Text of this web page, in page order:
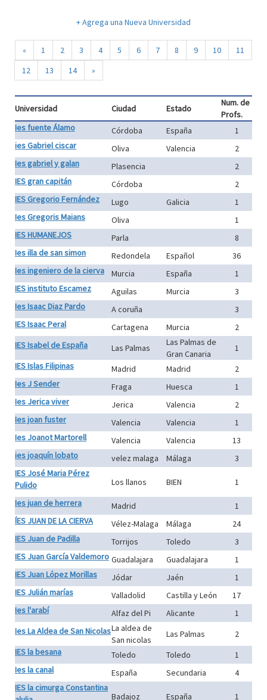
+ Agrega una Nueva Universidad
« 1 2 3 4 5 6 7 8 9 10
11
12
13 14 »
Universidad Ciudad Estado
Num. de
Profs.
Ies fuente Álamo
Córdoba España
1
ies Gabriel ciscar
Oliva Valencia
2
Ies gabriel y galan
Plasencia
2
IES gran capitán
Córdoba
2
IES Gregorio Fernández
Lugo Galicia
1
Ies Gregoris Maians
Oliva
1
IES HUMANEJOS
Parla
8
Ies illa de san simon
Redondela Español
36
Ies ingeniero de la cierva
Murcia España
1
IES instituto Escamez
Aguilas Murcia
3
Ies Isaac Diaz Pardo
A coruña
3
IES Isaac Peral
Cartagena Murcia
2
IES Isabel de España
Las Palmas
Las Palmas de
Gran Canaria
1
IES Islas Filipinas
Madrid Madrid
2
Ies J Sender
Fraga Huesca
1
Ies Jerica viver
Jerica Valencia
2
Ies joan fuster
Valencia Valencia
1
Ies Joanot Martorell
Valencia Valencia
13
ies joaquín lobato
velez malaga Málaga
3
IES José Maria Pérez
Pulido
Los llanos BIEN
1
Ies juan de herrera
Madrid
1
ÍES JUAN DE LA CIERVA
Vélez-Malaga Málaga
24
IES Juan de Padilla
Torrijos Toledo
3
IES Juan García Valdemoro Guadalajara Guadalajara
1
IES Juan López Morillas
Jódar Jaén
1
IES Julián marías
Valladolid Castilla y León
17
Ies l'arabí
Alfaz del Pi Alicante
1
Ies La Aldea de San NicolasLa aldea de
San nicolas
Las Palmas
2
IES la besana
Toledo Toledo
1
Ies la canal
España Secundaria
4
IES la cimurga Constantina
Badajoz España 1